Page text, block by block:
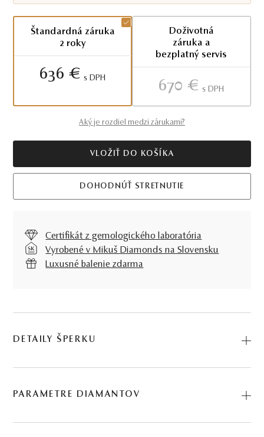
Štandardná záruka
2 roky
636 € S DPH
Doživotná
záruka a
bezplatný servis
670 € S DPH
Aký je rozdiel medzi zárukami?
VLOŽIŤ DO KOŠÍKA
DOHODNÚŤ STRETNUTIE
Certifikát z gemologického laboratória
Vyrobené v Mikuš Diamonds na Slovensku
Luxusné balenie zdarma
DETAILY ŠPERKU
prírodné materiály: biele zlato, diamant. Kód: 244821111.
0.05 ct
PARAMETRE DIAMANTOV